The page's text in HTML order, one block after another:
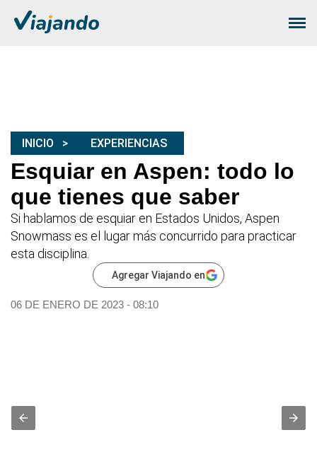
INICIO EXPERIENCIAS
Esquiar en Aspen: todo lo
que tienes que saber
Si hablamos de esquiar en Estados Unidos, Aspen
Snowmass es el lugar más concurrido para practicar
esta disciplina.
Agregar Viajando en
06 DE ENERO DE 2023 - 08:10